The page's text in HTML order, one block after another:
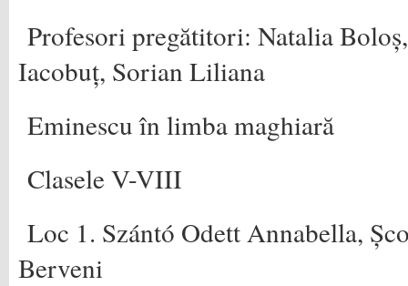
Profesori pregătitori: Natalia
Iacobuț, Sorian Liliana
Eminescu în limba maghiară
Clasele V-VIII
Loc 1. Szántó Odett Annabella,
Berveni